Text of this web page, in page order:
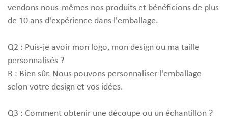
vendons nous-mêmes nos produits et bénéficions de plus
de 10 ans d'expérience dans l'emballage.
Q2 : Puis-je avoir mon logo, mon design ou ma taille
personnalisés ?
R : Bien sûr. Nous pouvons personnaliser l'emballage
selon votre design et vos idées.
Q3 : Comment obtenir une découpe ou un échantillon ?